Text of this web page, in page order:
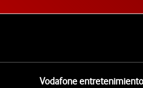
Vodafone entretenimiento